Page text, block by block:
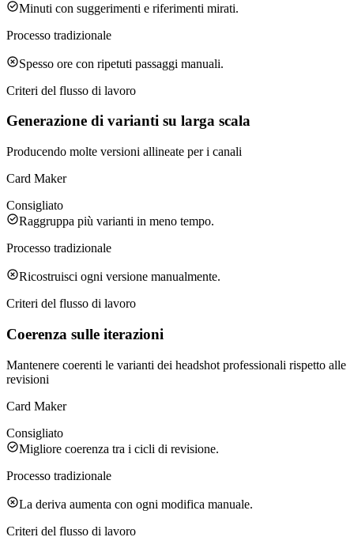
Minuti con suggerimenti e riferimenti mirati.
Processo tradizionale
Spesso ore con ripetuti passaggi manuali.
Criteri del flusso di lavoro
Generazione di varianti su larga scala
Producendo molte versioni allineate per i canali
Card Maker
Consigliato
Raggruppa più varianti in meno tempo.
Processo tradizionale
Ricostruisci ogni versione manualmente.
Criteri del flusso di lavoro
Coerenza sulle iterazioni
Mantenere coerenti le varianti dei headshot professionali rispetto alle
revisioni
Card Maker
Consigliato
Migliore coerenza tra i cicli di revisione.
Processo tradizionale
La deriva aumenta con ogni modifica manuale.
Criteri del flusso di lavoro